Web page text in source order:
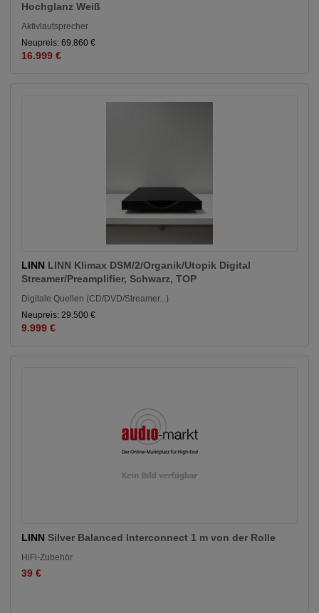
Hochglanz Weiß
Aktivlautsprecher
Neupreis: 69.860 €
16.999 €
LINN LINN Klimax DSM/2/Organik/Utopik Digital
Streamer/Preamplifier, Schwarz, TOP
Digitale Quellen (CD/DVD/Streamer...)
Neupreis: 29.500 €
9.999 €
LINN Silver Balanced Interconnect 1 m von der Rolle
HiFi-Zubehör
39 €